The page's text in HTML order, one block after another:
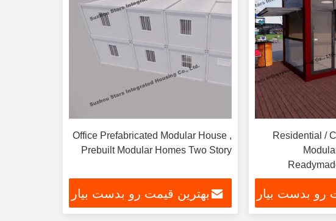
Residential /
رو بدست بیار
Office Prefabricated Modular House ,
Prebuilt Modular Homes Two Story
بهترین قیمت رو بدست بیار